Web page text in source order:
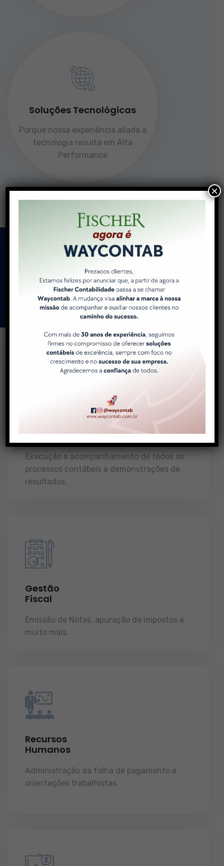
Soluções Tecnológicas
Porque nossa experiência aliada a
tecnologia resulta em Alta
Performance
Como a WayContab pode
ajudar você e sua
empresa
Contábil
Execução e acompanhamento de todos os
processos contábeis e demonstrações de
resultados.
Gestão
Fiscal
Emissão de Notas, apuração de impostos e
muito mais.
Recursos
Humanos
Administração da folha de pagamento e
orientações trabalhistas.
×